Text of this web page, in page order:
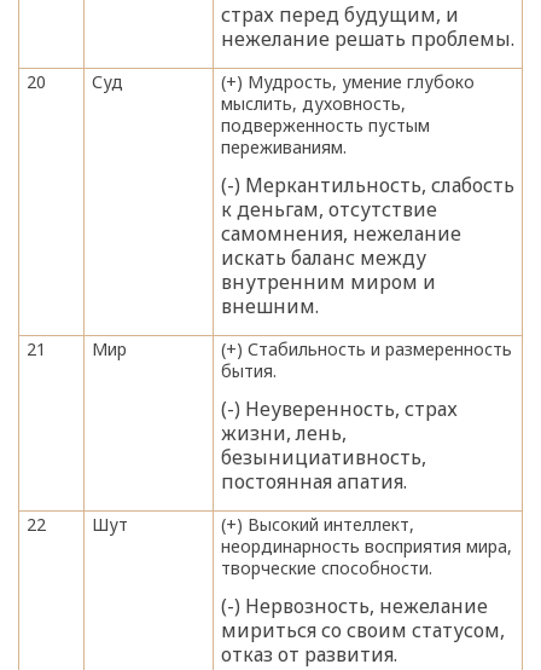
страх перед будущим, и
нежелание решать проблемы.
20 Суд
(+) Мудрость, умение глубоко
мыслить, духовность,
подверженность пустым
переживаниям.
(-) Меркантильность, слабость
к деньгам, отсутствие
самомнения, нежелание
искать баланс между
внутренним миром и
внешним.
21 Мир
(+) Стабильность и размеренность
бытия.
(-) Неуверенность, страх
жизни, лень,
безынициативность,
постоянная апатия.
22 Шут
(+) Высокий интеллект,
неординарность восприятия мира,
творческие способности.
(-) Нервозность, нежелание
мириться со своим статусом,
отказ от развития.